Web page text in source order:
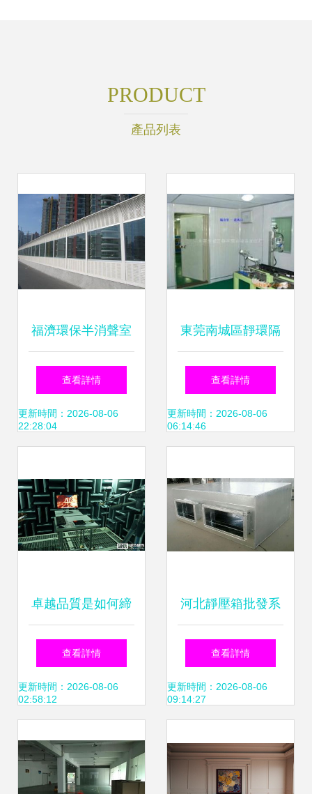
PRODUCT
產品列表
福濟環保半消聲室
噪聲控制與消聲技
術的沉浸式革命
查看詳情
更新時間：2026-08-06
22:28:04
東莞南城區靜環隔
音設備加工廠
查看詳情
更新時間：2026-08-06
06:14:46
卓越品質是如何締
造？筆者帶你探秘
栢能顯卡工廠消聲
查看詳情
更新時間：2026-08-06
02:58:12
河北靜壓箱批發系
統認證與消聲室技
術融合的行業革新
查看詳情
更新時間：2026-08-06
09:14:27